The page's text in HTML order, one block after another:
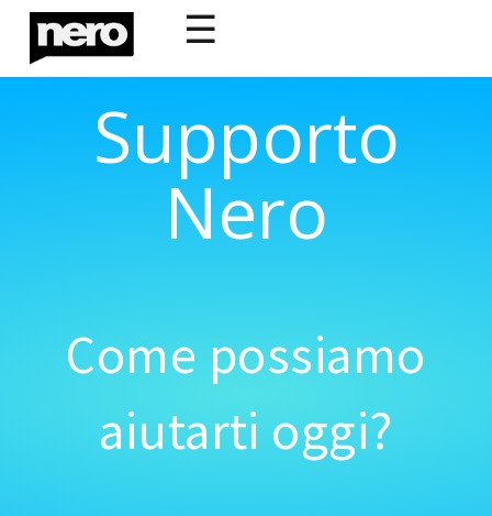
☰
Supporto
Nero
Come possiamo
aiutarti oggi?